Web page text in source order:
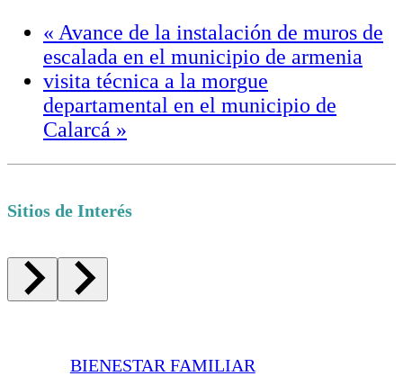
« Avance de la instalación de muros de
escalada en el municipio de armenia
visita técnica a la morgue
departamental en el municipio de
Calarcá »
Sitios de Interés
BIENESTAR FAMILIAR